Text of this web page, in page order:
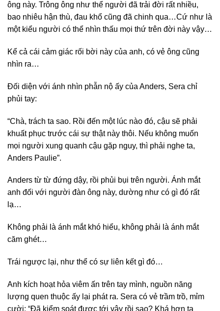
ông này. Trông ông như thể người đã trải đời rất nhiều,
bao nhiêu hận thù, đau khổ cũng đã chinh qua…Cứ như là
một kiểu người có thể nhìn thấu mọi thứ trên đời này vậy…
Kể cả cái cảm giác rối bời này của anh, có vẻ ông cũng
nhìn ra…
Đối diện với ánh nhìn phẫn nộ ấy của Anders, Sera chỉ
phủi tay:
“Chà, trách ta sao. Rồi đến một lúc nào đó, cậu sẽ phải
khuất phục trước cái sự thật này thôi. Nếu không muốn
mọi người xung quanh cậu gặp nguy, thì phải nghe ta,
Anders Paulie”.
Anders từ từ đứng dậy, rồi phủi bụi trên người. Ánh mắt
anh đối với người đàn ông này, dường như có gì đó rất
lạ…
Không phải là ánh mắt khó hiểu, không phải là ánh mắt
căm ghét…
Trái ngược lại, như thể có sự liên kết gì đó…
Anh kích hoạt hỏa viêm ấn trên tay mình, nguồn năng
lượng quen thuộc ấy lại phát ra. Sera có vẻ trầm trồ, mỉm
cười: “Đã kiểm soát được tới vậy rồi sao? Khá hơn ta